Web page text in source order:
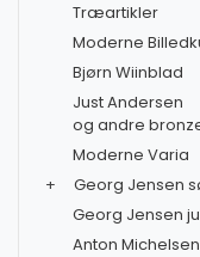
Træartikler
Moderne
Bjørn Wiinblad
Just Andersen
og andre
Moderne Varia
+
Georg Jensen
Georg Jensen
Anton